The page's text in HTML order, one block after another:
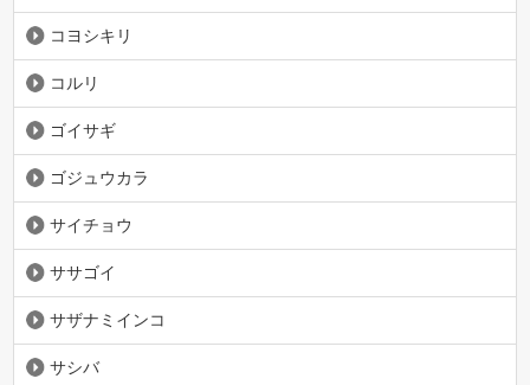
コヨシキリ
コルリ
ゴイサギ
ゴジュウカラ
サイチョウ
ササゴイ
サザナミインコ
サシバ